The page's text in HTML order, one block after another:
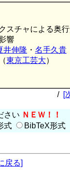
スチャによる奥
響
井伸隆 ・ 名手久貴
（東京工芸大）
/ [
さい ＮＥＷ！！
式 BibTeX形式
戻る]